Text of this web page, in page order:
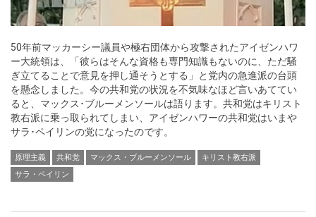
50年前マッカーシー議員や極右団体から攻撃されたアイゼンハワ
ー大統領は、「彼らはそんな資格も専門知識もないのに、ただ騒
ぎ立てることで意見を押し通そうとする」と党内の急進派の台頭
を懸念しました。今の共和党の状況を不気味なほど言いあててい
ると、マックス･ブルーメンソールは語ります。共和党はキリスト
教右派に乗っ取られてしまい、アイゼンハワーの共和党はいまや
サラ･ペイリンの党になったのです。
原理主義 共和党 マックス・ブルーメンソール
キリスト教右派
サラ・ペイリン